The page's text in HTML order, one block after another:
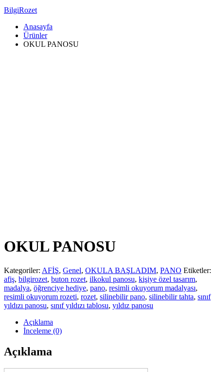
BilgiRozet
Anasayfa
Ürünler
OKUL PANOSU
OKUL PANOSU
Kategoriler: AFİŞ, Genel, OKULA BAŞLADIM, PANO Etiketler:
afiş, bilgirozet, buton rozet, ilkokul panosu, kişiye özel tasarım,
madalya, öğrenciye hediye, pano, resimli okuyorum madalyası,
resimli okuyorum rozeti, rozet, silinebilir pano, silinebilir tahta, sınıf
yıldızı panosu, sınıf yıldızı tablosu, yıldız panosu
Açıklama
İnceleme (0)
Açıklama